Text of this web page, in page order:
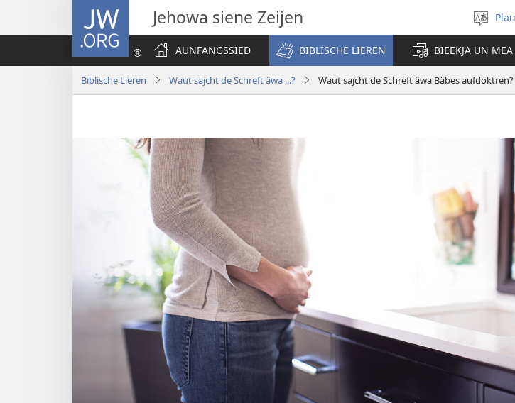
JW.ORG Jehowa siene Zeijen
AUNFANGSSIED
BIBLISCHE LIEREN BIEEKJA UN MEA
Biblische Lieren Waut sajcht de Schreft äwa ...? Waut sajcht de Schreft äwa Bäbes aufdoktren?